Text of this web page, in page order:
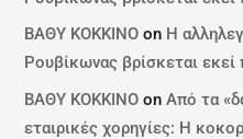
ΒΑΘΥ ΚΟΚΚΙΝΟ on Η
Ρουβίκωνας βρίσκεται
ΒΑΘΥ ΚΟΚΚΙΝΟ onΑπό τα
εταιρικές χορηγίες: Η